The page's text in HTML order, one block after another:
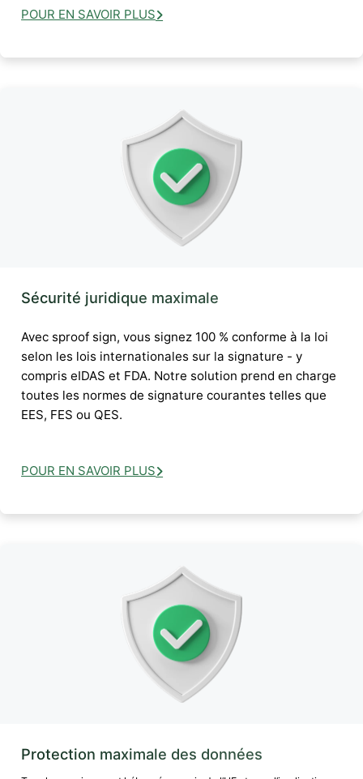
POUR EN SAVOIR PLUS
Sécurité juridique maximale
Avec sproof sign, vous signez 100 % conforme à la loi
selon les lois internationales sur la signature - y
compris eIDAS et FDA. Notre solution prend en charge
toutes les normes de signature courantes telles que
EES, FES ou QES.
POUR EN SAVOIR PLUS
Protection maximale des données